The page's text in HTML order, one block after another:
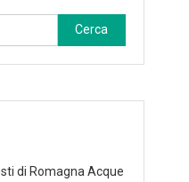
Ricerca
per:
di Romagna Acque